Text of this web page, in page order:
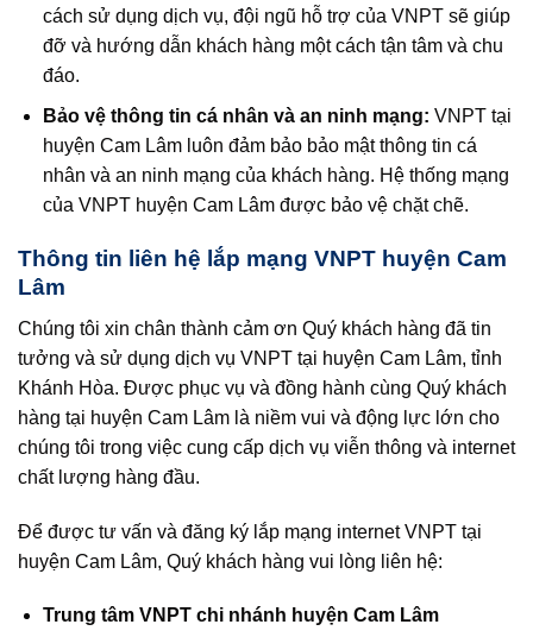
cách sử dụng dịch vụ, đội ngũ hỗ trợ của VNPT sẽ giúp
đỡ và hướng dẫn khách hàng một cách tận tâm và chu
đáo.
Bảo vệ thông tin cá nhân và an ninh mạng: VNPT tại
huyện Cam Lâm luôn đảm bảo bảo mật thông tin cá
nhân và an ninh mạng của khách hàng. Hệ thống mạng
của VNPT huyện Cam Lâm được bảo vệ chặt chẽ.
Thông tin liên hệ lắp mạng VNPT huyện Cam
Lâm
Chúng tôi xin chân thành cảm ơn Quý khách hàng đã tin
tưởng và sử dụng dịch vụ VNPT tại huyện Cam Lâm, tỉnh
Khánh Hòa. Được phục vụ và đồng hành cùng Quý khách
hàng tại huyện Cam Lâm là niềm vui và động lực lớn cho
chúng tôi trong việc cung cấp dịch vụ viễn thông và internet
chất lượng hàng đầu.
Để được tư vấn và đăng ký lắp mạng internet VNPT tại
huyện Cam Lâm, Quý khách hàng vui lòng liên hệ:
Trung tâm VNPT chi nhánh huyện Cam Lâm